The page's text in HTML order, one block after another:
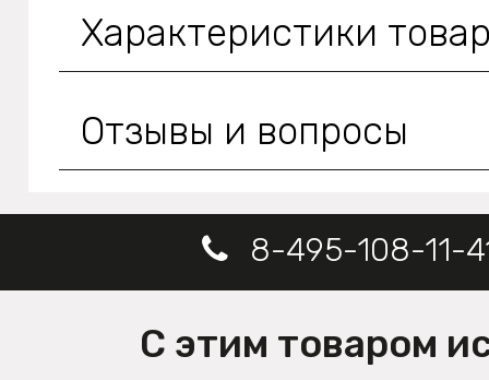
Характеристики
Отзывы и вопросы
8-495-108-11-
С этим товаром